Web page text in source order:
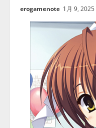
erogamenote 1月 9, 2025